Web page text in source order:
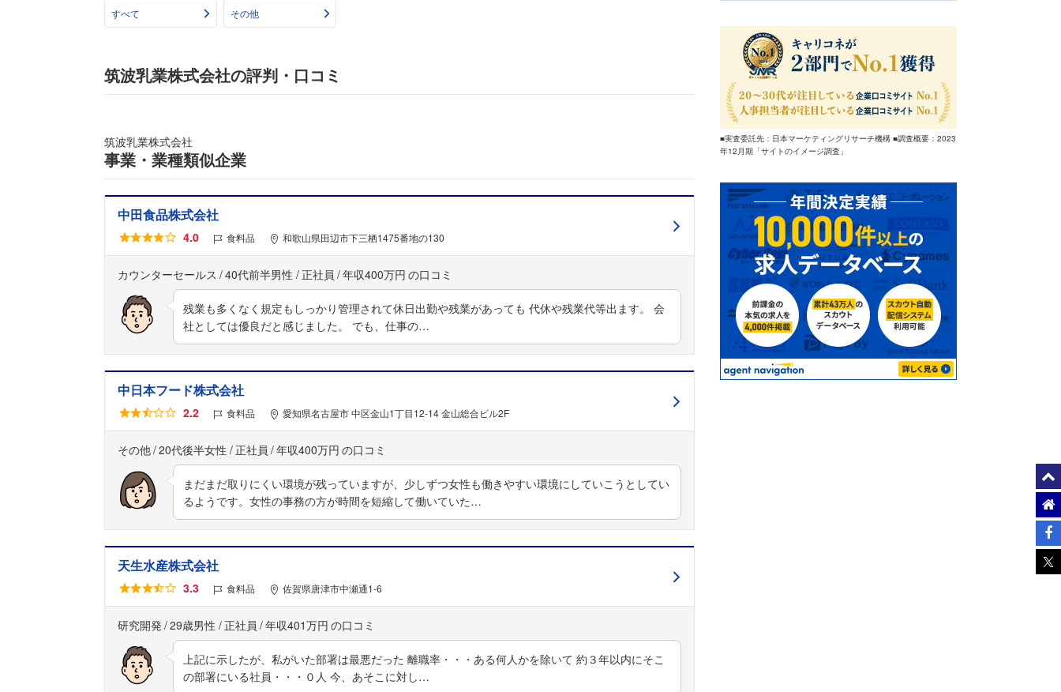
フォローしました
こちらの企業もフォローしませんか？
すべて その他
筑波乳業株式会社の評判・口コミ
筑波乳業株式会社
事業・業種類似企業
中田食品株式会社
4.0 食料品 和歌山県田辺市下三栖1475番地の130
カウンターセールス 40代前半男性 正社員 年収400万円
残業も多くなく規定もしっかり管理されて休日出勤や残業があっても 代休や残業代等出ます。 会
社としては優良だと感じました。 でも、仕事の…
中日本フード株式会社
2.2 食料品 愛知県名古屋市 中区金山1丁目12-14 金山総合ビル2F
その他 20代後半女性 正社員 年収400万円
まだまだ取りにくい環境が残っていますが、少しずつ女性も働きやすい環境にしていこうとしてい
るようです。女性の事務の方が時間を短縮して働いていた…
天生水産株式会社
3.3 食料品 佐賀県唐津市中瀬通1-6
研究開発 29歳男性 正社員 年収401万円
上記に示したが、私がいた部署は最悪だった 離職率・・・ある何人かを除いて 約３年以内にそこ
の部署にいる社員・・・０人 今、あそこに対し…
■実査委託先：日本マーケティングリサーチ機構 ■調査概要：2023
年12月期「サイトのイメージ調査」